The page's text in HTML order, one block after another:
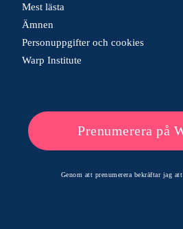
Mest lästa
Ämnen
Personuppgifter och cookies
Warp Institute
Prenumerera på
Genom att prenumerera bekräftar jag